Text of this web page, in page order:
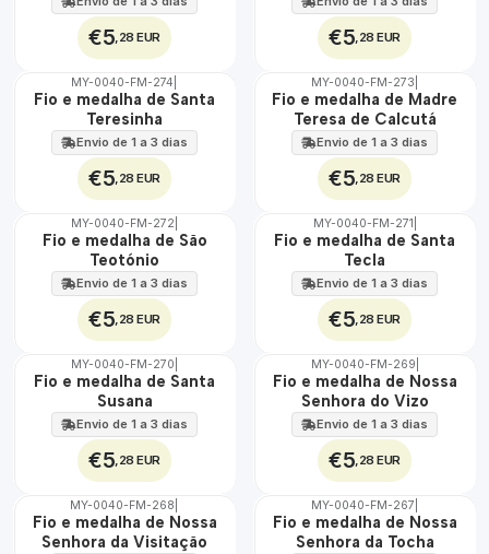
€5 ,28 EUR €5 ,28 EUR
ÁGUA
MY-0040-FM-274
Fio e medalha de Santa
Teresinha
Envio de 1 a 3 dias
€5 ,28 EUR
ÁGUA
MY-0040-FM-273
Fio e medalha de Madre
Teresa de Calcutá
Envio de 1 a 3 dias
€5 ,28 EUR
ÁGUA
MY-0040-FM-272
Fio e medalha de São
Teotónio
Envio de 1 a 3 dias
€5 ,28 EUR
ÁGUA
MY-0040-FM-271
Fio e medalha de Santa
Tecla
Envio de 1 a 3 dias
€5 ,28 EUR
ÁGUA
MY-0040-FM-270
Fio e medalha de Santa
Susana
Envio de 1 a 3 dias
€5 ,28 EUR
ÁGUA
MY-0040-FM-269
Fio e medalha de Nossa
Senhora do Vizo
Envio de 1 a 3 dias
€5 ,28 EUR
ÁGUA
MY-0040-FM-268
Fio e medalha de Nossa
Senhora da Visitação
ÁGUA
MY-0040-FM-267
Fio e medalha de Nossa
Senhora da Tocha